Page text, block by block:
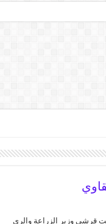
قرشي وزير الزراعة والري